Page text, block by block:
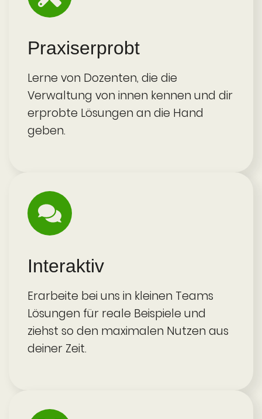
Praxis­erprobt
Lerne von Dozenten, die die
Verwaltung von innen kennen und dir
erprobte Lösungen an die Hand
geben.
Interaktiv
Erarbeite bei uns in kleinen Teams
Lösungen für reale Beispiele und
ziehst so den maximalen Nutzen aus
deiner Zeit.